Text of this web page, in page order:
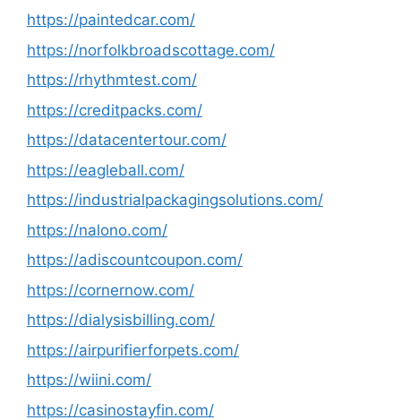
https://paintedcar.com/
https://norfolkbroadscottage.com/
https://rhythmtest.com/
https://creditpacks.com/
https://datacentertour.com/
https://eagleball.com/
https://industrialpackagingsolutions.com/
https://nalono.com/
https://adiscountcoupon.com/
https://cornernow.com/
https://dialysisbilling.com/
https://airpurifierforpets.com/
https://wiini.com/
https://casinostayfin.com/